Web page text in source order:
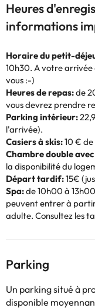
Heures
informations
Horaire du petit-
10h30. A votre
vous :-)
Heures de repas:de
vous devrez prendre
Parking intérieur:
l'arrivée).
Casiers à skis:10 €
Chambre double
la disponibilité du
Départ tardif:15€
Spa:de 10h00 à
peuvent entrer à
adulte. Consultez les
Parking
Un parking situé à
disponible